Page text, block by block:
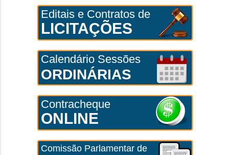
Editais e Contratos de
LICITAÇÕES
Calendário Sessões
ORDINÁRIAS
Contracheque
ONLINE
Comissão Parlamentar de